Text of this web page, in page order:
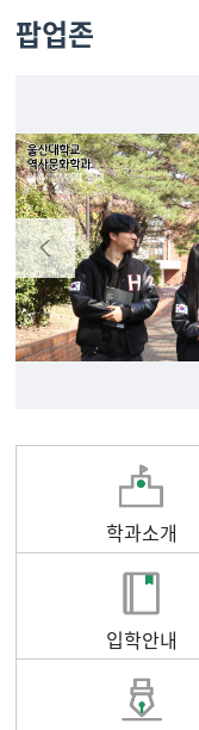
팝업존
학과소개
입학안내